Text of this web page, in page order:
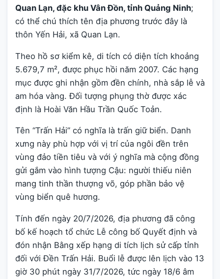
Quan Lạn, đặc khu Vân Đồn, tỉnh Quảng Ninh;
có thể chú thích tên địa phương trước đây là
thôn Yến Hải, xã Quan Lạn.
Theo hồ sơ kiểm kê, di tích có diện tích khoảng
5.679,7 m², được phục hồi năm 2007. Các hạng
mục được ghi nhận gồm đền chính, nhà sắp lễ và
am hóa vàng. Đối tượng phụng thờ được xác
định là Hoài Văn Hầu Trần Quốc Toản.
Tên “Trấn Hải” có nghĩa là trấn giữ biển. Danh
xưng này phù hợp với vị trí của ngôi đền trên
vùng đảo tiền tiêu và với ý nghĩa mà cộng đồng
gửi gắm vào hình tượng Cậu: người thiếu niên
mang tinh thần thượng võ, góp phần bảo vệ
vùng biển quê hương.
Tính đến ngày 20/7/2026, địa phương đã công
bố kế hoạch tổ chức Lễ công bố Quyết định và
đón nhận Bằng xếp hạng di tích lịch sử cấp tỉnh
đối với Đền Trấn Hải. Buổi lễ được lên lịch vào 13
giờ 30 phút ngày 31/7/2026, tức ngày 18/6 âm